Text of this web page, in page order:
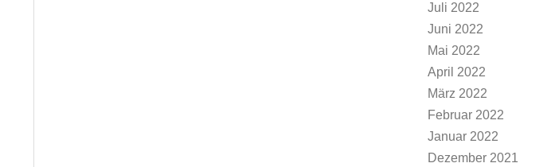
Juli 2022
Juni 2022
Mai 2022
April 2022
März 2022
Februar 2022
Januar 2022
Dezember 2021